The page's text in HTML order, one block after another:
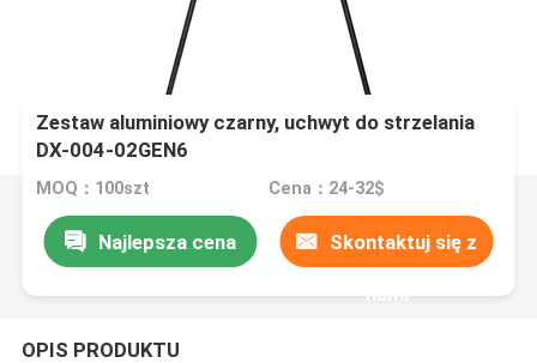
Zestaw aluminiowy czarny, uchwyt do strzelania
DX-004-02GEN6
MOQ：100szt Cena：24-32$
Najlepsza cena Skontaktuj się z
nami
OPIS PRODUKTU